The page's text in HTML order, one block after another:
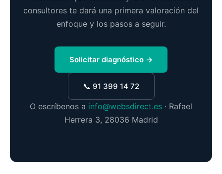
consultores te dará una primera valoración del
enfoque y los pasos a seguir.
Solicitar diagnóstico →
📞 91 399 14 72
O escríbenos a info@websdirect.es · Rafael
Herrera 3, 28036 Madrid